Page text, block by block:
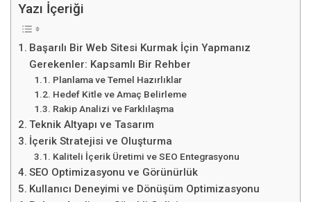
Yazı İçeriği
Başarılı Bir Web Sitesi Kurmak İçin Yapmanız
Gerekenler: Kapsamlı Bir Rehber
Planlama ve Temel Hazırlıklar
Hedef Kitle ve Amaç Belirleme
Rakip Analizi ve Farklılaşma
Teknik Altyapı ve Tasarım
İçerik Stratejisi ve Oluşturma
Kaliteli İçerik Üretimi ve SEO Entegrasyonu
SEO Optimizasyonu ve Görünürlük
Kullanıcı Deneyimi ve Dönüşüm Optimizasyonu